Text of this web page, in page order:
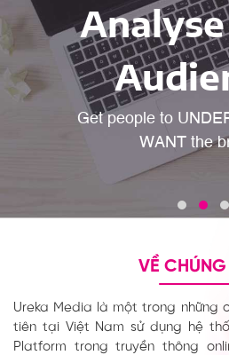
Get people to
WANT the
VỀ CHÚNG
Ureka Media là một trong những
tiên tại Việt Nam sử dụng hệ
Platform trong truyền thông